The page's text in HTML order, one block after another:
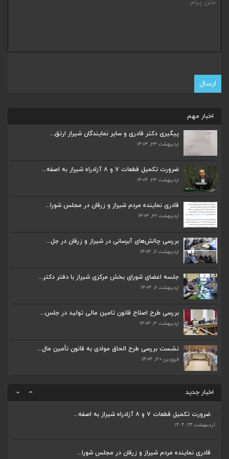
اخبار مهم
پیگیری دکتر قادری و سایر نمایندگان شیراز ارتق...
اردیبهشت ۲۳, ۱۴۰۴
ضرورت تکمیل قطعات ۷ و ۸ آزادراه شیراز به اصفه...
اردیبهشت ۲۳, ۱۴۰۴
قادری نماینده مردم شیراز و زرقان در مجلس شورا...
اردیبهشت ۲۲, ۱۴۰۴
بررسی چالش‌های آبرسانی در شیراز و زرقان در جل...
اردیبهشت ۱۱, ۱۴۰۴
جلسه اعضای شورای بخش مرکزی شیراز با دفتر دکتر...
اردیبهشت ۶, ۱۴۰۴
بررسی طرح اصلاح قانون تامین مالی تولید در جلس...
اردیبهشت ۳, ۱۴۰۴
نشست بررسی طرح الحاق موادی به قانون تأمین مال...
فروردین ۳۰, ۱۴۰۴
اخبار جدید
ضرورت تکمیل قطعات ۷ و ۸ آزادراه شیراز به اصفه...
قادری نماینده مردم شیراز و زرقان در مجلس شورا...
بررسی چالش‌های آبرسانی در شیراز و زرقان در جل...
اردیبهشت ۱۱, ۱۴۰۴
جلسه اعضای شورای بخش مرکزی شیراز با دفتر دکتر...
اردیبهشت ۶, ۱۴۰۴
ضرورت تکمیل قطعات ۷ و ۸ آزادراه شیراز به اصفه...
اردیبهشت ۲۳, ۱۴۰۴
قادری نماینده مردم شیراز و زرقان در مجلس شورا...